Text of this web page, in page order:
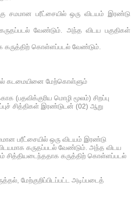
பரீட்சையில் ஒரு விடயம் இரண்டு
கருதப்படல் வேண்டும். அந்த விடய பகுதிகள்
கருத்திற் கொள்ளப்படல் வேண்டும்.
கடமையினை மேற்கொள்ளும்
மொழி மூலம்) சிறப்பு
சித்திகள் இரண்டுடன் (02) ஆறு
பரீட்சையில் ஒரு விடயம் இரண்டு
கருதப்படல் வேண்டும். அந்த விடய
சித்தியடைந்ததாக கருத்திற் கொள்ளப்படல்
மேற்குறிப்பிடப்பட்ட அடிப்படைத்